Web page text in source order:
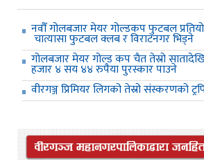
नवौँ गोलबजार मेयर गोल्डकप फुटबल
चात्यासा फुटबल क्लब र विराटनगर भिड्ने
गोलबजार मेयर गोल्ड कप चैत तेस्रो
हजार ४ सय ४४ रुपैया पुरस्कार पाउने
वीरगञ्ज प्रिमियर लिगको तेस्रो संस्करणको